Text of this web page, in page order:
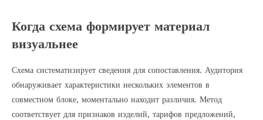
Когда схема формирует материал
визуальнее
Схема систематизирует сведения для сопоставления. Аудитория
обнаруживает характеристики нескольких элементов в
совместном блоке, моментально находит различия. Метод
соответствует для признаков изделий, тарифов предложений,